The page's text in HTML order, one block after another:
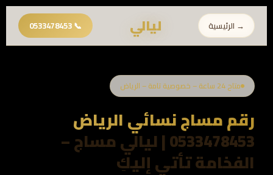
→ الرئيسية ليالي 📞 0533478453
متاح 24 ساعة – خصوصية تامة – الرياض
رقم مساج نسائي الرياض
0533478453 | ليالي مساج –
الفخامة تأتي إليكِ